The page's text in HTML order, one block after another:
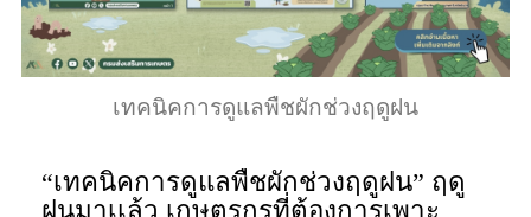
เทคนิคการดูแลพืชผักช่วงฤดูฝน
“เทคนิคการดูแลพืชผักช่วงฤดูฝน” ฤดู
ฝนมาเเล้ว เกษตรกรที่ต้องการเพาะ